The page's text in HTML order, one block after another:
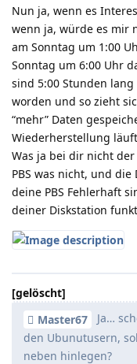
Nun ja, wenn es
wenn ja, würde es mir
am Sonntag um 1:00
Sonntag um 6:00 Uhr
sind 5:00 Stunden
worden und so zieht
“mehr” Daten
Wiederherstellung
Was ja bei dir nicht
PBS was nicht, und
deine PBS Fehlerhaft
deiner Diskstation
[gelöscht]
Master67
Ja…
den Ubunutusern,
neben hinlegen?